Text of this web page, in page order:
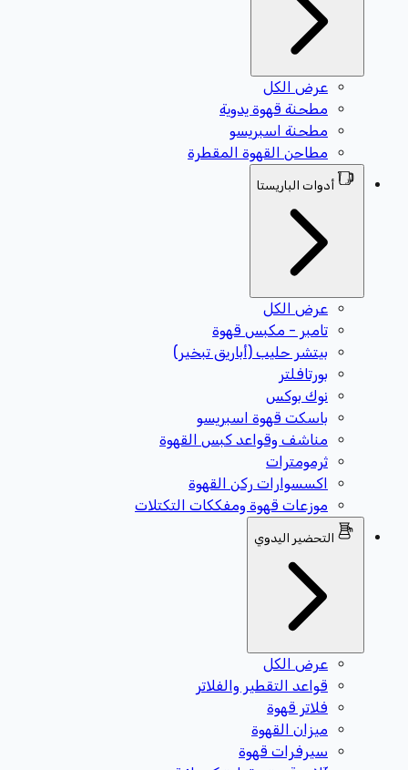
عرض الكل
مطحنة قهوة يدوية
مطحنة اسبريسو
مطاحن القهوة المقطرة
أدوات الباريستا
عرض الكل
تامبر - مكبس قهوة
بيتشر حليب (أباريق تبخير)
بورتافلتر
نوك بوكس
باسكت قهوة اسبريسو
مناشف وقواعد كبس القهوة
ثرمومترات
اكسسوارات ركن القهوة
موزعات قهوة ومفككات التكتلات
التحضير اليدوي
عرض الكل
قواعد التقطير والفلاتر
فلاتر قهوة
ميزان القهوة
سيرفرات قهوة